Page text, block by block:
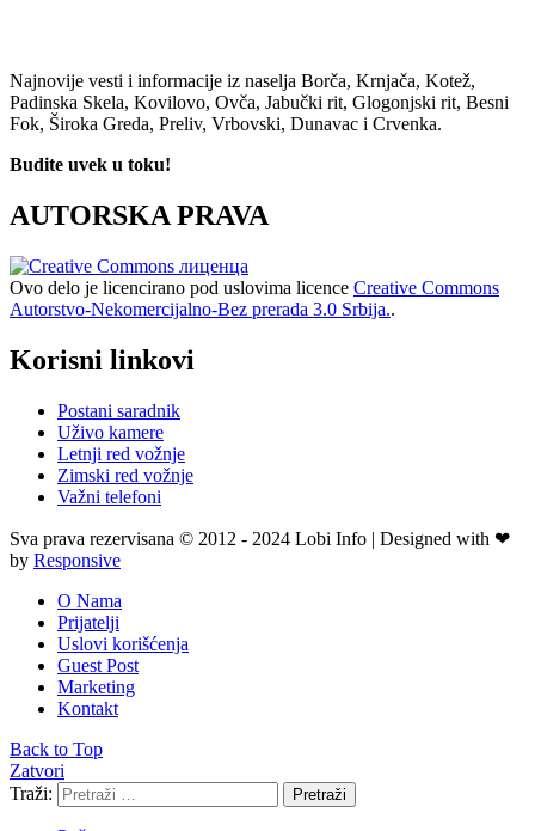
Najnovije vesti i informacije iz naselja Borča, Krnjača, Kotež,
Padinska Skela, Kovilovo, Ovča, Jabučki rit, Glogonjski rit, Besni
Fok, Široka Greda, Preliv, Vrbovski, Dunavac i Crvenka.
Budite uvek u toku!
AUTORSKA PRAVA
Ovo delo je licencirano pod uslovima licence Creative Commons
Autorstvo-Nekomercijalno-Bez prerada 3.0 Srbija..
Korisni linkovi
Postani saradnik
Uživo kamere
Letnji red vožnje
Zimski red vožnje
Važni telefoni
Sva prava rezervisana © 2012 - 2024 Lobi Info | Designed with ❤
by Responsive
O Nama
Prijatelji
Uslovi korišćenja
Guest Post
Marketing
Kontakt
Back to Top
Zatvori
Traži:
Pretraži